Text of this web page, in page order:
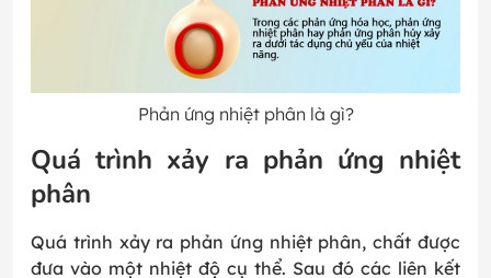
Phản ứng nhiệt phân là gì?
Quá trình xảy ra phản ứng nhiệt
phân
Quá trình xảy ra phản ứng nhiệt phân, chất được
đưa vào một nhiệt độ cụ thể. Sau đó các liên kết